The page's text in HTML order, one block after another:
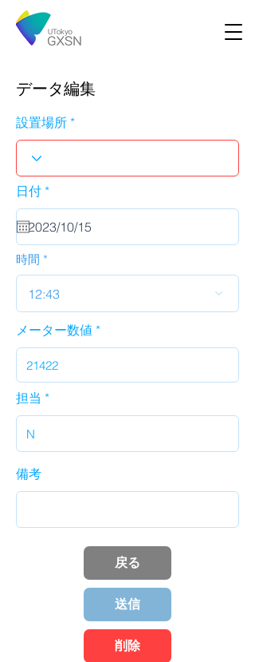
データ編集
設置場所
日付 *r
u
i
d
時間
12:43
メーター数値
担当
備考
戻る
送信
削除